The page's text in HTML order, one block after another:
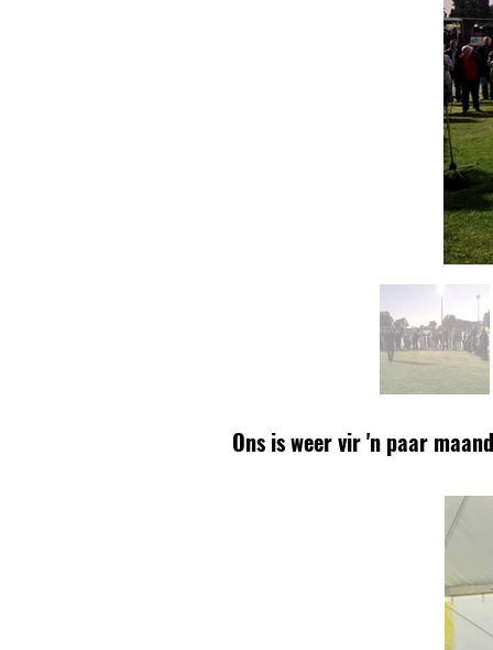
Ons is weer vir 'n paar